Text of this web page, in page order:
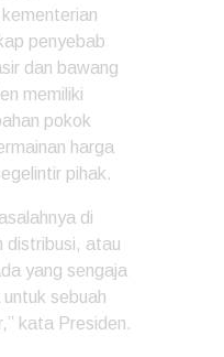
penyebab
dan bawang
memiliki
pokok
harga
pihak.
di
distribusi, atau
yang sengaja
sebuah
kata Presiden.